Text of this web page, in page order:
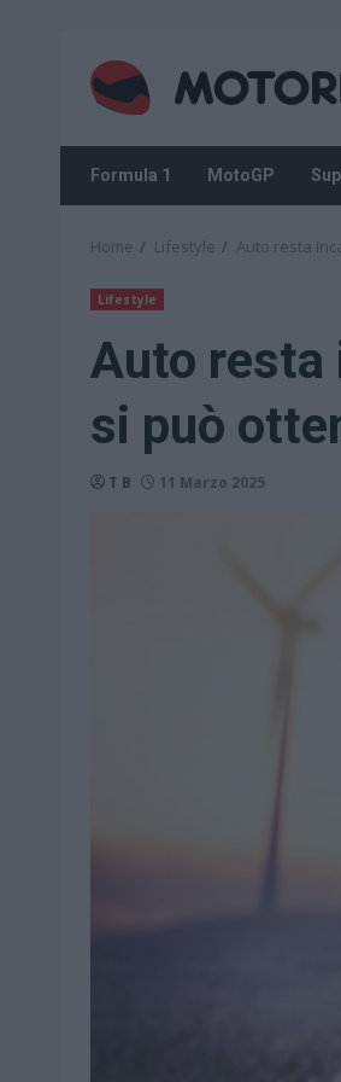
content
Formula 1 MotoGP
Home Lifestyle Auto resta
Lifestyle
Auto resta
si può
T B 11 Marzo 2025